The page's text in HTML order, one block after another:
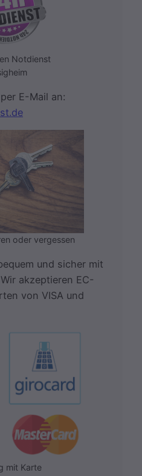
Notdienst
E-Mail an:
oder vergessen
und sicher mit
akzeptieren EC-
von VISA und
mit Karte